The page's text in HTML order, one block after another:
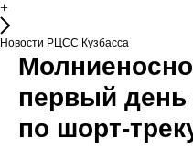
+
Новости РЦСС Кузбасса
первый день
по шорт-